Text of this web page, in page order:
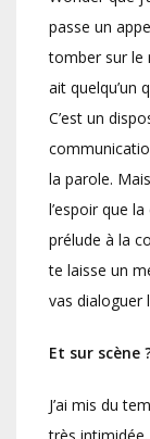
passe un
tomber sur le
ait quelqu’un
C’est un
la parole.
l’espoir que
prélude à la
te laisse un
vas dialoguer
Et sur scène
J’ai mis du
très intimidée,